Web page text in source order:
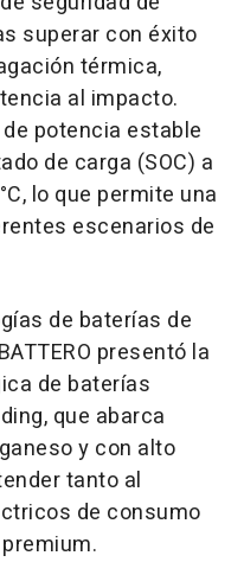
superar con éxito
térmica,
al impacto.
potencia estable
de carga (SOC) a
lo que permite una
escenarios de
de baterías de
presentó la
de baterías
que abarca
y con alto
tanto al
de consumo